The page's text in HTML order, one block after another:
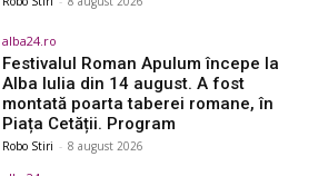
alba24.ro
Festivalul Roman Apulum începe la
Alba Iulia din 14 august. A fost
montată poarta taberei romane, în
Piața Cetății. Program
Robo Stiri - 8 august 2026